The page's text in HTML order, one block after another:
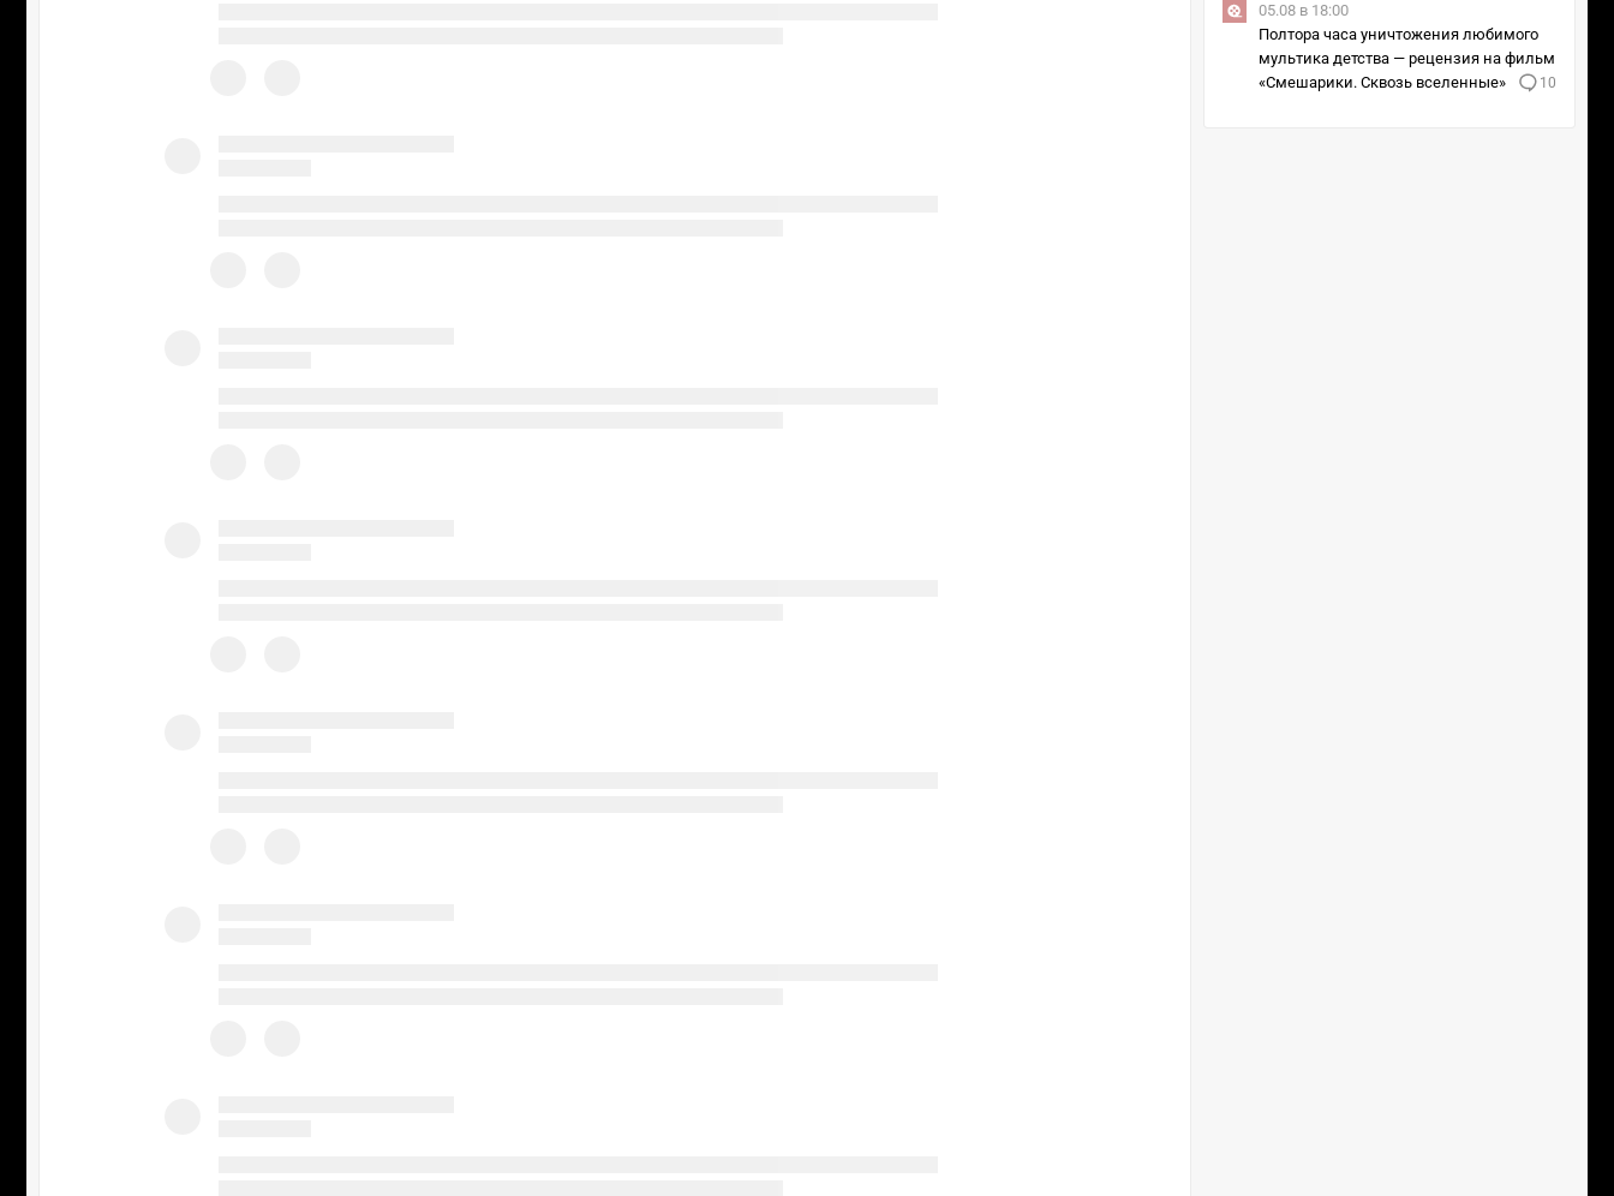
05.08 в 18:00
Полтора часа уничтожения любимого
мультика детства — рецензия на фильм
«Смешарики. Сквозь вселенные»
10